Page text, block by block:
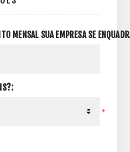
MENSAL SUA EMPRESA SE
*